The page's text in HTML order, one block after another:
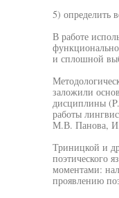
5) определить
В работе
и сплошной
заложили
дисциплины
работы
М.В. Панова,
Триницкой и
поэтического
моментами:
проявлению